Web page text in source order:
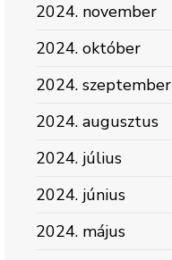
2024. november
2024. október
2024. szeptember
2024. augusztus
2024. július
2024. június
2024. május